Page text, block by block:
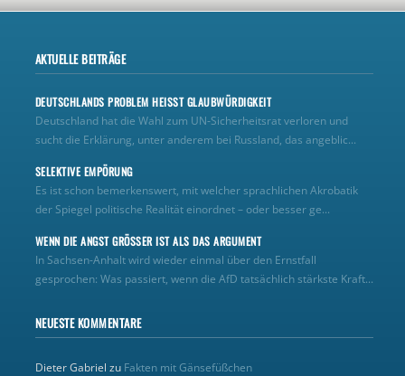
AKTUELLE BEITRÄGE
DEUTSCHLANDS PROBLEM HEISST GLAUBWÜRDIGKEIT
Deutschland hat die Wahl zum UN‑Sicherheitsrat verloren und
sucht die Erklärung, unter anderem bei Russland, das angeblic...
SELEKTIVE EMPÖRUNG
Es ist schon bemerkenswert, mit welcher sprachlichen Akrobatik
der Spiegel politische Realität einordnet – oder besser ge...
WENN DIE ANGST GRÖSSER IST ALS DAS ARGUMENT
In Sachsen-Anhalt wird wieder einmal über den Ernstfall
gesprochen: Was passiert, wenn die AfD tatsächlich stärkste Kraft...
NEUESTE KOMMENTARE
Dieter Gabriel zu Fakten mit Gänsefüßchen